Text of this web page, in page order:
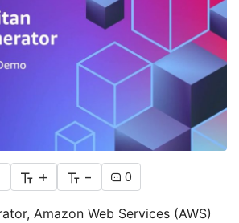
+ - 0
Amazon Web Services (AWS)